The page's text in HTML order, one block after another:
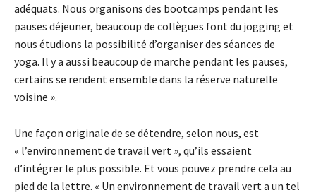
adéquats. Nous organisons des bootcamps pendant les
pauses déjeuner, beaucoup de collègues font du jogging et
nous étudions la possibilité d’organiser des séances de
yoga. Il y a aussi beaucoup de marche pendant les pauses,
certains se rendent ensemble dans la réserve naturelle
voisine ».
Une façon originale de se détendre, selon nous, est
« l’environnement de travail vert », qu’ils essaient
d’intégrer le plus possible. Et vous pouvez prendre cela au
pied de la lettre. « Un environnement de travail vert a un tel